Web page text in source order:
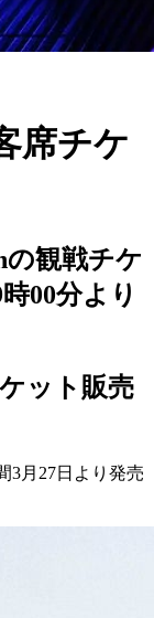
席チケ
の観戦チケ
00分より
ット販売
3月27日より発売